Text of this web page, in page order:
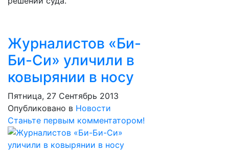
Журналистов «Би-
Би-Си» уличили в
ковырянии в носу
Пятница, 27 Сентябрь 2013
Опубликовано в Новости
Станьте первым комментатором!